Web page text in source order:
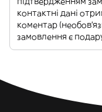
контактні дані
коментар
замовлення є